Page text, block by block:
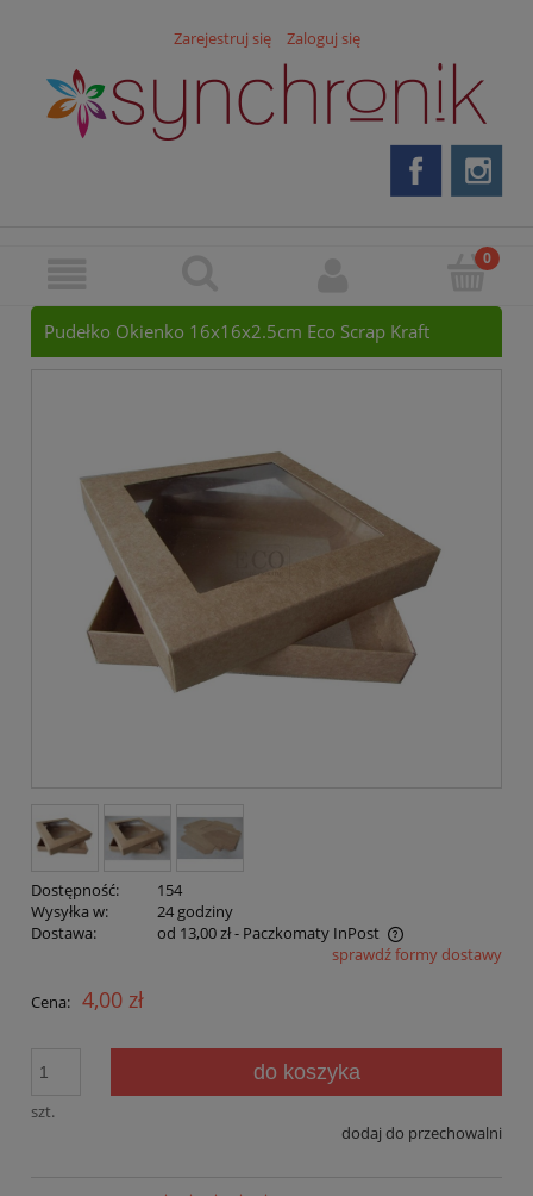
Zarejestruj się Zaloguj się
Pudełko Okienko 16x16x2.5cm Eco Scrap Kraft
Dostępność:
154
Wysyłka w:
24 godziny
Dostawa:
od 13,00 zł- Paczkomaty InPost
Cena nie zawiera ewentualnych kosztów płatnościsprawdź formy dostawy
Cena: 4,00 zł
szt.
do koszyka
dodaj do przechowalni